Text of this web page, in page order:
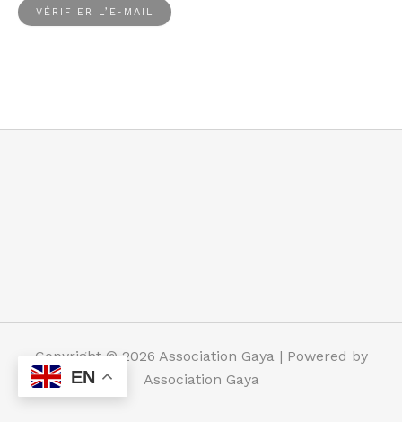
Copyright © 2026 Association Gaya | Powered by
Association Gaya
EN